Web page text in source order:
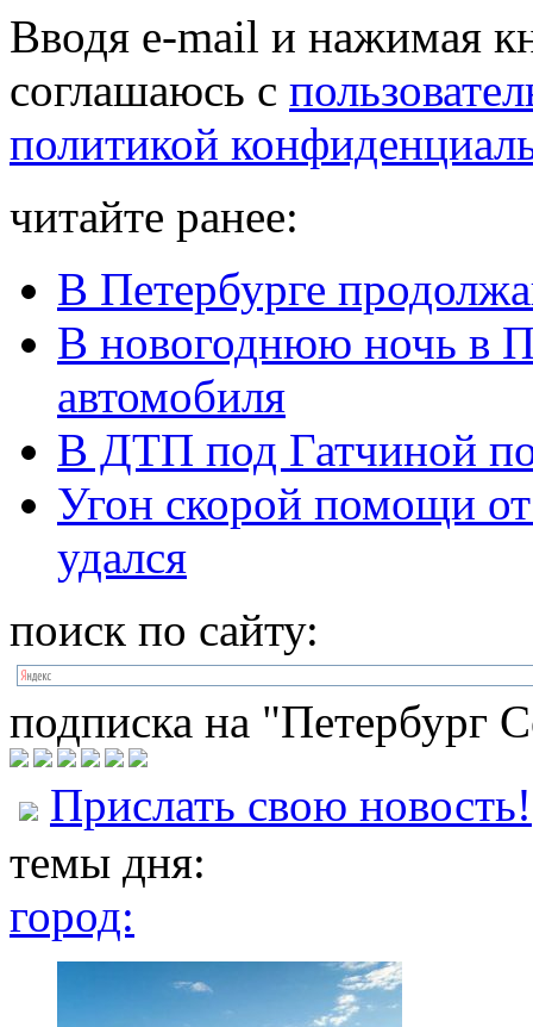
Вводя e-mail и нажимая
соглашаюсь с
политикой
читайте ранее:
В Петербурге
В новогоднюю ночь в
автомобиля
В ДТП под Гатчиной
Угон скорой помощи
удался
поиск по сайту:
подписка на "Петербург
Прислать свою новость!
темы дня:
город: